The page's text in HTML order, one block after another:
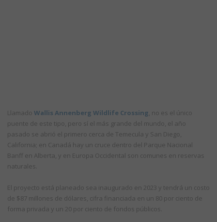
Llamado Wallis Annenberg Wildlife Crossing, no es el único
puente de este tipo, pero sí el más grande del mundo, el año
pasado se abrió el primero cerca de Temecula y San Diego,
California; en Canadá hay un cruce dentro del Parque Nacional
Banff en Alberta, y en Europa Occidental son comunes en reservas
naturales.
El proyecto está planeado sea inaugurado en 2023 y tendrá un costo
de $87 millones de dólares, cifra financiada en un 80 por ciento de
forma privada y un 20 por ciento de fondos públicos.